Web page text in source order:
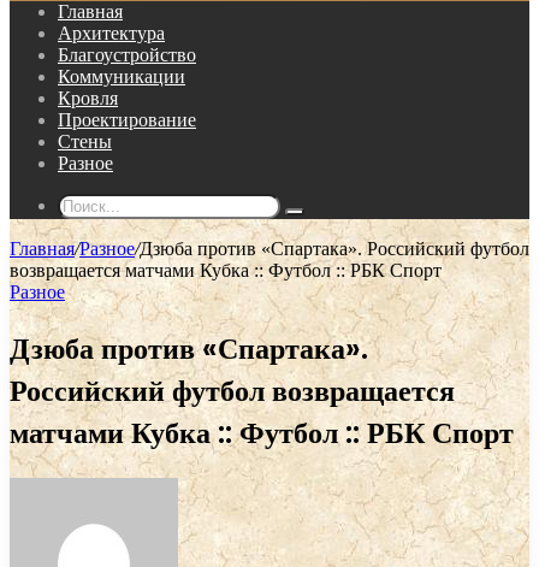
Главная
Архитектура
Благоустройство
Коммуникации
Кровля
Проектирование
Стены
Разное
Поиск...
Главная/Разное/Дзюба против «Спартака». Российский футбол
возвращается матчами Кубка :: Футбол :: РБК Спорт
Разное
Дзюба против «Спартака».
Российский футбол возвращается
матчами Кубка :: Футбол :: РБК Спорт